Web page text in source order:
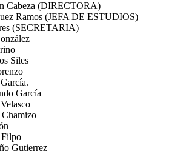
Cabeza (DIRECTORA)
Ramos (JEFA DE ESTUDIOS)
(SECRETARIA)
Siles
García
Gutierrez